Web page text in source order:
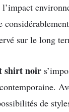
sur le long
shirt noir
de